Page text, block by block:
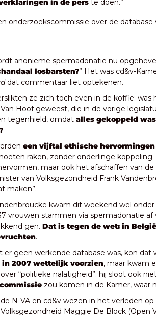
in de pers te doen.”
onderzoekscommissie over de
anonieme spermadonatie nu
losbarsten?
dat commentaar liet optekenen.
ze zich toch even in de koffie:
Hoof geweest, die in de vorige
tegenhield, omdat alles gekoppeld
een vijftal ethische
raken, zonder onderlinge
maar ook het afschaffen van
van Volksgezondheid Frank
maken”.
kwam dit weekend wel
vrouwen stammen via spermadonatie
gen. Dat is tegen de wet: in
.
er geen werkende database was, kon
in 2007 wettelijk voorzien, maar kwam
zou komen in de Kamer, waar
N-VA en cd&v wezen in het verleden op
Maggie De Block (Open